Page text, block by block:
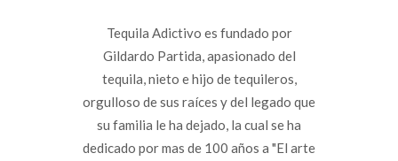
Tequila Adictivo es fundado por
Gildardo Partida, apasionado del
tequila, nieto e hijo de tequileros,
orgulloso de sus raíces y del legado que
su familia le ha dejado, la cual se ha
dedicado por mas de 100 años a "El arte